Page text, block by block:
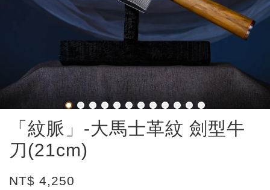
「紋脈」-大馬士革紋 劍型牛
刀(21cm)
NT$ 4,250